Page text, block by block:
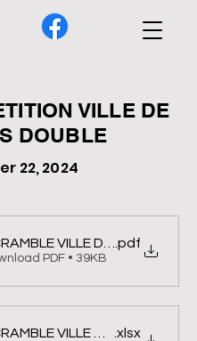
VILLE DE
DOUBLE
22, 2024
VILLE DE TROYES
.pdf
PDF • 39KB
VILLE DE TROYES
.xlsx